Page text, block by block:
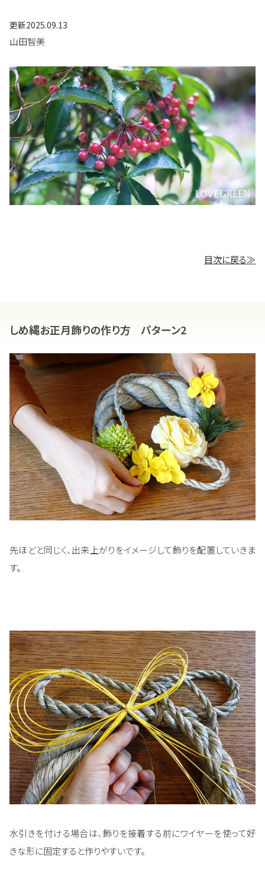
更新2025.09.13
山田智美
目次に戻る≫
しめ縄お正月飾りの作り方 パターン2
先ほどと同じく、出来上がりをイメージして飾りを配置していきま
す。
水引きを付ける場合は、飾りを接着する前にワイヤーを使って好
きな形に固定すると作りやすいです。